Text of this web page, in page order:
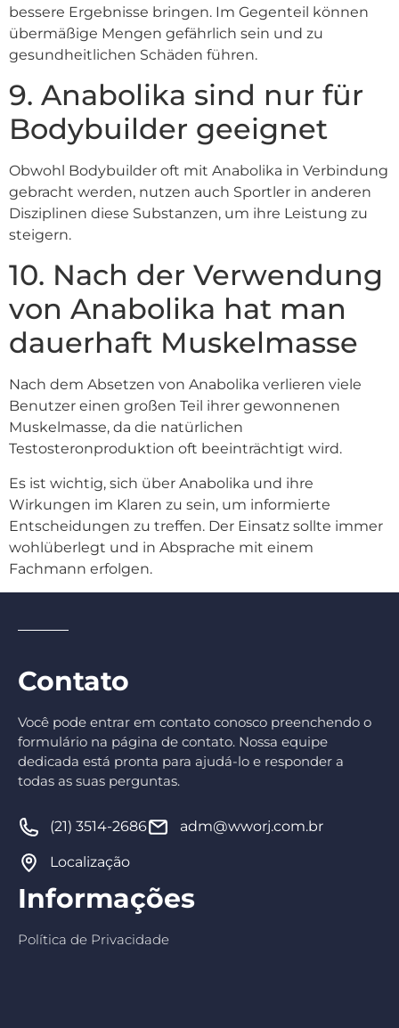
bessere Ergebnisse bringen. Im Gegenteil können
übermäßige Mengen gefährlich sein und zu
gesundheitlichen Schäden führen.
9. Anabolika sind nur für
Bodybuilder geeignet
Obwohl Bodybuilder oft mit Anabolika in Verbindung
gebracht werden, nutzen auch Sportler in anderen
Disziplinen diese Substanzen, um ihre Leistung zu
steigern.
10. Nach der Verwendung
von Anabolika hat man
dauerhaft Muskelmasse
Nach dem Absetzen von Anabolika verlieren viele
Benutzer einen großen Teil ihrer gewonnenen
Muskelmasse, da die natürlichen
Testosteronproduktion oft beeinträchtigt wird.
Es ist wichtig, sich über Anabolika und ihre
Wirkungen im Klaren zu sein, um informierte
Entscheidungen zu treffen. Der Einsatz sollte immer
wohlüberlegt und in Absprache mit einem
Fachmann erfolgen.
Contato
Você pode entrar em contato conosco preenchendo o
formulário na página de contato. Nossa equipe
dedicada está pronta para ajudá-lo e responder a
todas as suas perguntas.
(21) 3514-2686 adm@wworj.com.br
Localização
Informações
Política de Privacidade